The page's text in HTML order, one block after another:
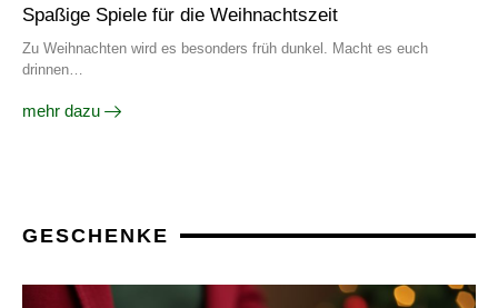
Spaßige Spiele für die Weihnachtszeit
Zu Weihnachten wird es besonders früh dunkel. Macht es euch
drinnen…
mehr dazu
GESCHENKE